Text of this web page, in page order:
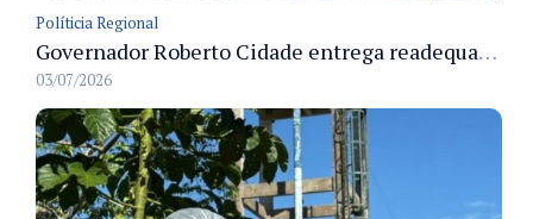
Políticia Regional
Governador Roberto Cidade entrega readequação do ambulatório da FCecon e amplia capacidade de atendimento oncológico em Manaus
03/07/2026